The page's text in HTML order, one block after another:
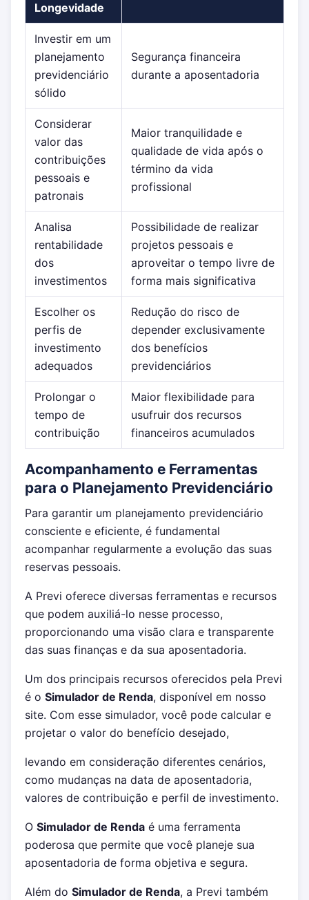
Longevidade
Investir em um
planejamento
previdenciário
sólido
Segurança financeira
durante a aposentadoria
Considerar
valor das
contribuições
pessoais e
patronais
Maior tranquilidade e
qualidade de vida após o
término da vida
profissional
Analisa
rentabilidade
dos
investimentos
Possibilidade de realizar
projetos pessoais e
aproveitar o tempo livre de
forma mais significativa
Escolher os
perfis de
investimento
adequados
Redução do risco de
depender exclusivamente
dos benefícios
previdenciários
Prolongar o
tempo de
contribuição
Maior flexibilidade para
usufruir dos recursos
financeiros acumulados
Acompanhamento e Ferramentas
para o Planejamento Previdenciário
Para garantir um planejamento previdenciário
consciente e eficiente, é fundamental
acompanhar regularmente a evolução das suas
reservas pessoais.
A Previ oferece diversas ferramentas e recursos
que podem auxiliá-lo nesse processo,
proporcionando uma visão clara e transparente
das suas finanças e da sua aposentadoria.
Um dos principais recursos oferecidos pela Previ
é o Simulador de Renda, disponível em nosso
site. Com esse simulador, você pode calcular e
projetar o valor do benefício desejado,
levando em consideração diferentes cenários,
como mudanças na data de aposentadoria,
valores de contribuição e perfil de investimento.
O Simulador de Renda é uma ferramenta
poderosa que permite que você planeje sua
aposentadoria de forma objetiva e segura.
Além do Simulador de Renda, a Previ também